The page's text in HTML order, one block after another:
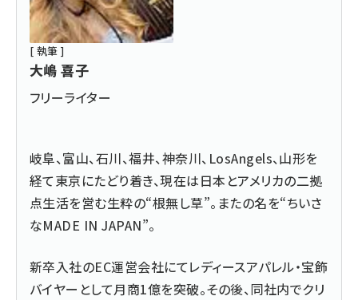
[ 執筆 ]
大嶋 喜子
フリーライター
岐阜、富山、石川、福井、神奈川、LosAngels、山形を
経て東京にたどり着き、現在は日本とアメリカの二拠
点生活を営む生粋の“根無し草”。またの名を“ちいさ
なMADE IN JAPAN”。
新卒入社のEC運営会社にてレディースアパレル・宝飾
バイヤーとして月商1億を突破。その後、同社内でクリ